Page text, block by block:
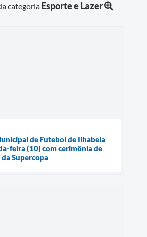
categoria Esporte e Lazer
de Futebol de Ilhabela
feira (10) com cerimônia de
Supercopa